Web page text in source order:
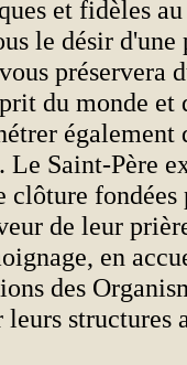
et fidèles
le désir d'une
préservera
du monde et
également
Le Saint-Père
fondées
de leur
en
des
structures